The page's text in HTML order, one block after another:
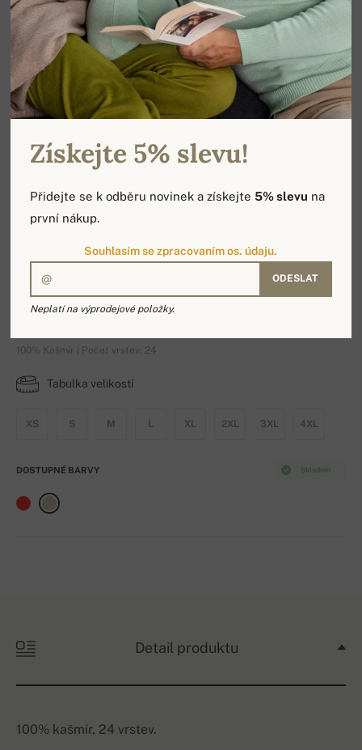
Deutz
100% Kašmír | Počet vrstev: 24
Tabulka velikostí
XS S M L XL 2XL 3XL 4XL
Skladem
DOSTUPNÉ BARVY
Detail produktu
100% kašmír, 24 vrstev.
Získejte 5% slevu!
Přidejte se k odběru novinek a získejte5% slevu na
první nákup.
Souhlasím se zpracovaním os. údaju.
ODESLAT
Neplatí na výprodejové položky.